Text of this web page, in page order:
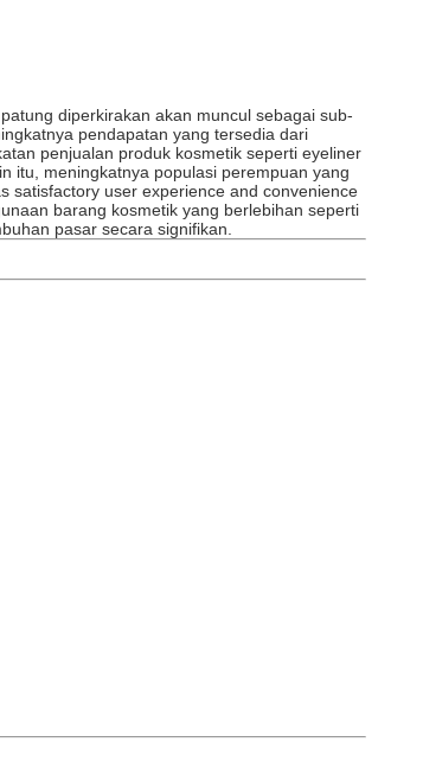
diperkirakan akan muncul sebagai sub-
pendapatan yang tersedia dari
penjualan produk kosmetik seperti eyeliner
itu, meningkatnya populasi perempuan yang
satisfactory user experience and convenience
barang kosmetik yang berlebihan seperti
pasar secara signifikan.